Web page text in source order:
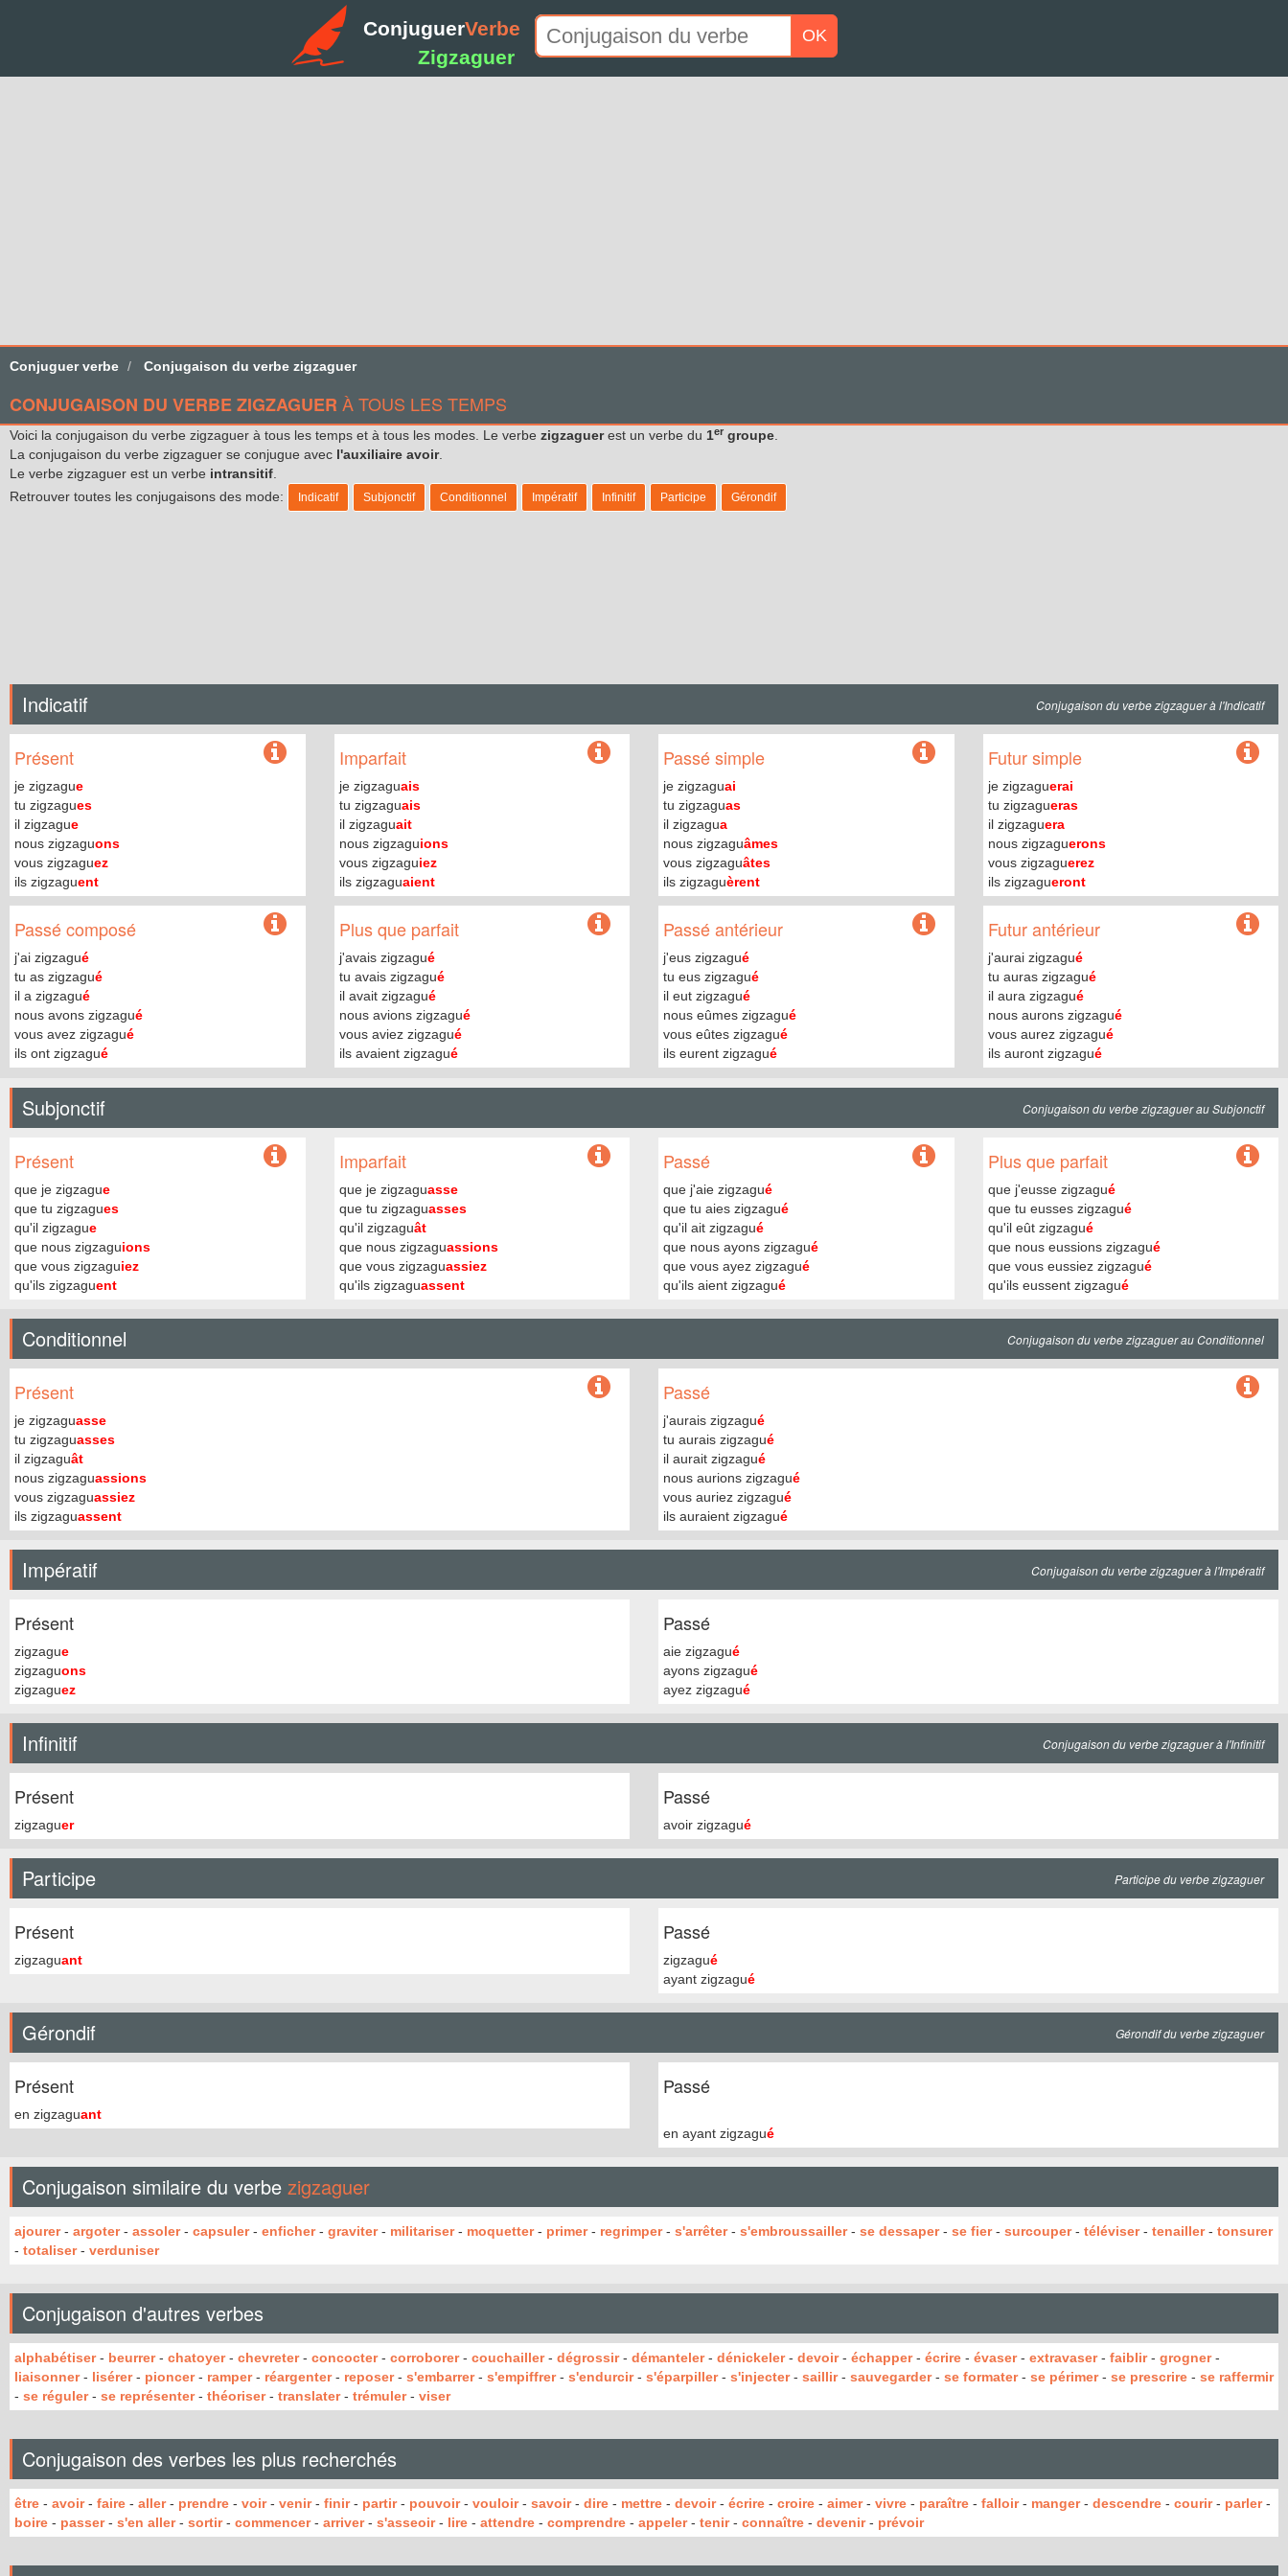
ConjuguerVerbe
Zigzaguer
OK
Conjuguer verbe Conjugaison du verbe zigzaguer
CONJUGAISON DU VERBE ZIGZAGUER À TOUS LES TEMPS
Voici la conjugaison du verbe zigzaguer à tous les temps et à tous les modes. Le verbe zigzaguerest un verbe du 1er groupe
La conjugaison du verbe zigzaguer se conjugue avec l'auxiliaire avoir.
Le verbe zigzaguer est un verbe intransitif
Retrouver toutes les conjugaisons des mode:
Indicatif Subjonctif Conditionnel Impératif Infinitif Participe Gérondif
Indicatif Conjugaison du verbe zigzaguer à l'Indicatif
Présent
je zigzague
tu zigzagues
il zigzague
nous zigzaguons
vous zigzaguez
ils zigzaguent
Imparfait
je zigzaguais
tu zigzaguais
il zigzaguait
nous zigzaguions
vous zigzaguiez
ils zigzaguaient
Passé simple
je zigzaguai
tu zigzaguas
il zigzagua
nous zigzaguâmes
vous zigzaguâtes
ils zigzaguèrent
Futur simple
je zigzaguerai
tu zigzagueras
il zigzaguera
nous zigzaguerons
vous zigzaguerez
ils zigzagueront
Passé composé
j'ai zigzagué
tu as zigzagué
il a zigzagué
nous avons zigzagué
vous avez zigzagué
ils ont zigzagué
Plus que parfait
j'avais zigzagué
tu avais zigzagué
il avait zigzagué
nous avions zigzagué
vous aviez zigzagué
ils avaient zigzagué
Passé antérieur
j'eus zigzagué
tu eus zigzagué
il eut zigzagué
nous eûmes zigzagué
vous eûtes zigzagué
ils eurent zigzagué
Futur antérieur
j'aurai zigzagué
tu auras zigzagué
il aura zigzagué
nous aurons zigzagué
vous aurez zigzagué
ils auront zigzagué
Subjonctif Conjugaison du verbe zigzaguer au Subjonctif
Présent
que je zigzague
que tu zigzagues
qu'il zigzague
que nous zigzaguions
que vous zigzaguiez
qu'ils zigzaguent
Imparfait
que je zigzaguasse
que tu zigzaguasses
qu'il zigzaguât
que nous zigzaguassions
que vous zigzaguassiez
qu'ils zigzaguassent
Passé
que j'aie zigzagué
que tu aies zigzagué
qu'il ait zigzagué
que nous ayons zigzagué
que vous ayez zigzagué
qu'ils aient zigzagué
Plus que parfait
que j'eusse zigzagué
que tu eusses zigzagué
qu'il eût zigzagué
que nous eussions zigzagué
que vous eussiez zigzagué
qu'ils eussent zigzagué
Conditionnel Conjugaison du verbe zigzaguer au Conditionnel
Présent
je zigzaguasse
tu zigzaguasses
il zigzaguât
nous zigzaguassions
vous zigzaguassiez
ils zigzaguassent
Passé
j'aurais zigzagué
tu aurais zigzagué
il aurait zigzagué
nous aurions zigzagué
vous auriez zigzagué
ils auraient zigzagué
Impératif Conjugaison du verbe zigzaguer à l'Impératif
Présent
zigzague
zigzaguons
zigzaguez
Passé
aie zigzagué
ayons zigzagué
ayez zigzagué
Infinitif Conjugaison du verbe zigzaguer à l'Infinitif
Présent
zigzaguer
Passé
avoir zigzagué
Participe Participe du verbe zigzaguer
Présent
zigzaguant
Passé
zigzagué
ayant zigzagué
Gérondif Gérondif du verbe zigzaguer
Présent
en zigzaguant
Passé
en ayant zigzagué
Conjugaison similaire du verbe zigzaguer
ajourer- argoter- assoler- capsuler- enficher- graviter- militariser- moquetter- primer- regrimper- s'arrêter- s'embroussailler- se dessaper- se fier- surcouper- téléviser- tenailler- tonsurer
- totaliser- verduniser
Conjugaison d'autres verbes
alphabétiser- beurrer- chatoyer- chevreter- concocter- corroborer- couchailler- dégrossir- démanteler- dénickeler- devoir- échapper- écrire - évaser- extravaser- faiblir- grogner-
liaisonner- lisérer- pioncer- ramper- réargenter- reposer- s'embarrer- s'empiffrer- s'endurcir- s'éparpiller- s'injecter- saillir- sauvegarder- se formater- se périmer- se prescrire - se raffermir
- se réguler- se représenter- théoriser- translater- trémuler- viser
Conjugaison des verbes les plus recherchés
être - avoir- faire - aller- prendre - voir- venir- finir- partir- pouvoir- vouloir- savoir- dire - mettre - devoir- écrire - croire - aimer- vivre - paraître - falloir- manger- descendre - courir- parler-
boire - passer- s'en aller- sortir- commencer- arriver- s'asseoir- lire - attendre - comprendre - appeler- tenir- connaître - devenir- prévoir